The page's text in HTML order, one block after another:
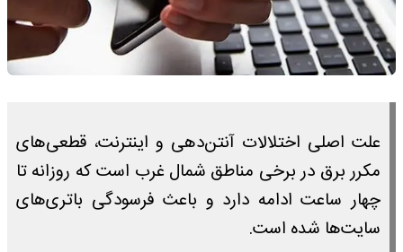
علت اصلی اختلالات آنتن‌دهی و اینترنت، قطعی‌های
مکرر برق در برخی مناطق شمال غرب است که روزانه تا
چهار ساعت ادامه دارد و باعث فرسودگی باتری‌های
سایت‌ها شده است.